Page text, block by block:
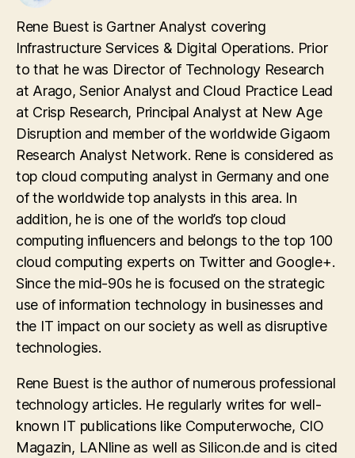
Rene Buest is Gartner Analyst covering
Infrastructure Services & Digital Operations. Prior
to that he was Director of Technology Research
at Arago, Senior Analyst and Cloud Practice Lead
at Crisp Research, Principal Analyst at New Age
Disruption and member of the worldwide Gigaom
Research Analyst Network. Rene is considered as
top cloud computing analyst in Germany and one
of the worldwide top analysts in this area. In
addition, he is one of the world’s top cloud
computing influencers and belongs to the top 100
cloud computing experts on Twitter and Google+.
Since the mid-90s he is focused on the strategic
use of information technology in businesses and
the IT impact on our society as well as disruptive
technologies.
Rene Buest is the author of numerous professional
technology articles. He regularly writes for well-
known IT publications like Computerwoche, CIO
Magazin, LANline as well as Silicon.de and is cited